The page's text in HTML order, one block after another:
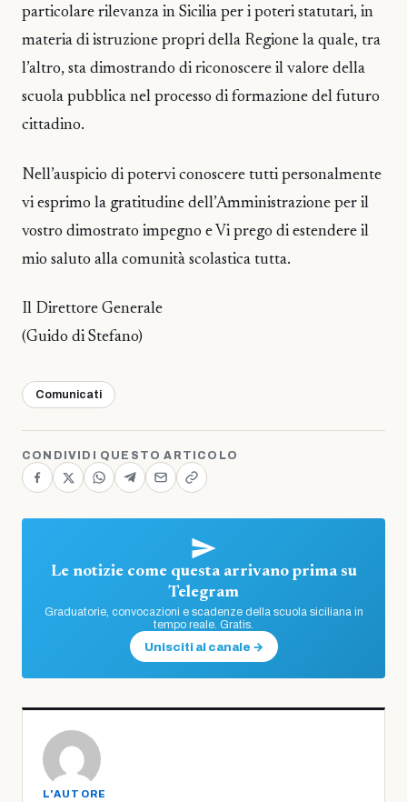
particolare rilevanza in Sicilia per i poteri statutari, in
materia di istruzione propri della Regione la quale, tra
l’altro, sta dimostrando di riconoscere il valore della
scuola pubblica nel processo di formazione del futuro
cittadino.
Nell’auspicio di potervi conoscere tutti personalmente
vi esprimo la gratitudine dell’Amministrazione per il
vostro dimostrato impegno e Vi prego di estendere il
mio saluto alla comunità scolastica tutta.
Il Direttore Generale
(Guido di Stefano)
Comunicati
CONDIVIDI QUESTO ARTICOLO
Le notizie come questa arrivano prima su
Telegram
Graduatorie, convocazioni e scadenze della scuola siciliana in
tempo reale. Gratis.
Unisciti al canale →
L'AUTORE